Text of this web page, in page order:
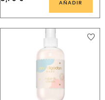
AÑADIR